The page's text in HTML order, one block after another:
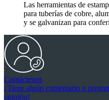
Las herramientas de
para tuberías de cobre,
y se galvanizan para
Contáctenos
¿Tiene algún comentario o
opinión!